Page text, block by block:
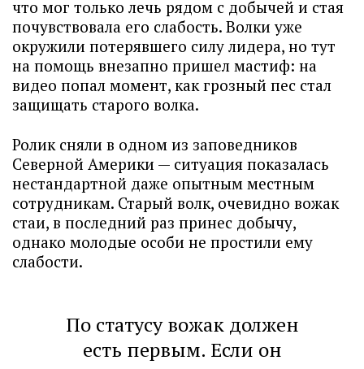
что мог только лечь рядом с добычей и стая
почувствовала его слабость. Волки уже
окружили потерявшего силу лидера, но тут
на помощь внезапно пришел мастиф: на
видео попал момент, как грозный пес стал
защищать старого волка.
Ролик сняли в одном из заповедников
Северной Америки — ситуация показалась
нестандартной даже опытным местным
сотрудникам. Старый волк, очевидно вожак
стаи, в последний раз принес добычу,
однако молодые особи не простили ему
слабости.
По статусу вожак должен
есть первым. Если он